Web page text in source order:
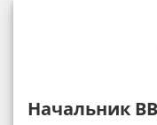
Начальник